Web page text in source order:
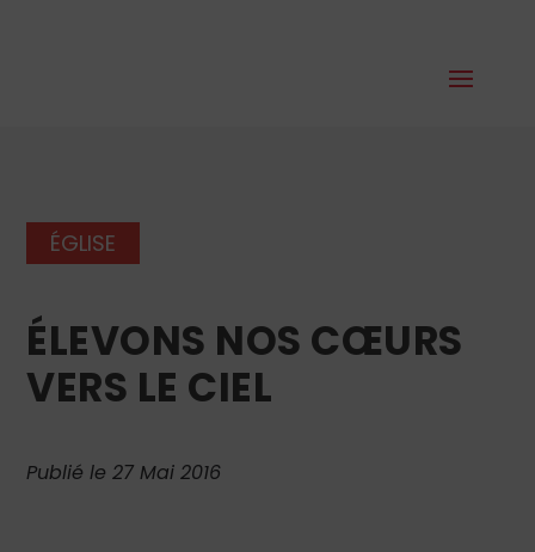
ÉGLISE
ÉLEVONS NOS CŒURS
VERS LE CIEL
Publié le 27 Mai 2016